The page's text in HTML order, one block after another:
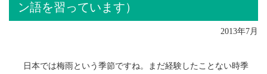
ン語を習っています）
2013年7月
日本では梅雨という季節ですね。まだ経験したことない時季